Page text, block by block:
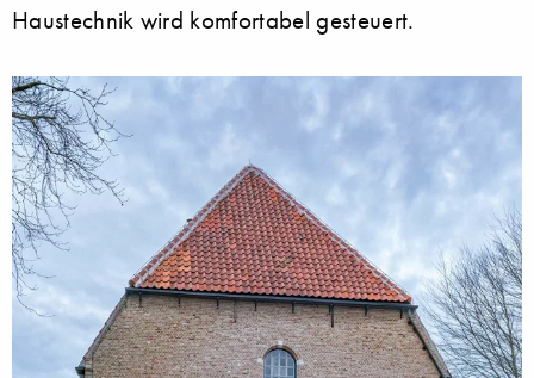
Haustechnik wird komfortabel gesteuert.